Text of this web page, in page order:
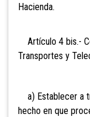
Hacienda.
Artículo 4 bis.-
Transportes y
a) Establecer a
hecho en que